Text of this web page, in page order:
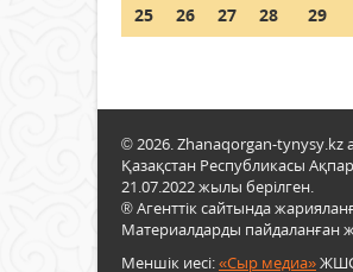
25
26 27 28 29
© 2026. Zhanaqorgan-tynysy.kz
Қазақстан Республикасы
21.07.2022 жылы берілген.
® Агенттік сайтында
Материалдарды пайдаланған
Меншік иесі:«Сыр медиа»